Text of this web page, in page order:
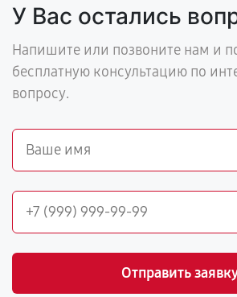
У Вас остались
Напишите или позвоните нам и
бесплатную консультацию по
вопросу.
Отправить